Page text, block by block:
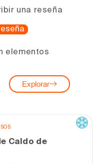
una reseña
elementos
Explorar
Caldo de